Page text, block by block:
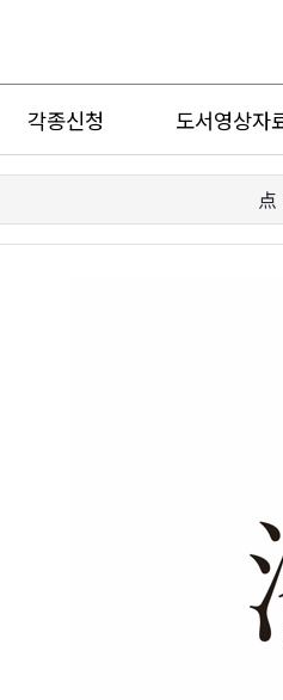
각종신청 도서영상자